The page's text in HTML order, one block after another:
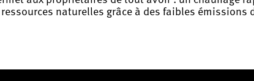
naturelles grâce à des faibles